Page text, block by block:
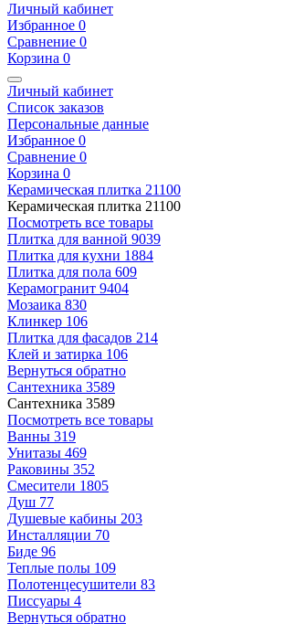
Личный кабинет
Избранное 0
Сравнение 0
Корзина 0
Личный кабинет
Список заказов
Персональные данные
Избранное 0
Сравнение 0
Корзина 0
Керамическая плитка 21100
Керамическая плитка 21100
Посмотреть все товары
Плитка для ванной 9039
Плитка для кухни 1884
Плитка для пола 609
Керамогранит 9404
Мозаика 830
Клинкер 106
Плитка для фасадов 214
Клей и затирка 106
Вернуться обратно
Сантехника 3589
Сантехника 3589
Посмотреть все товары
Ванны 319
Унитазы 469
Раковины 352
Смесители 1805
Душ 77
Душевые кабины 203
Инсталляции 70
Биде 96
Теплые полы 109
Полотенцесушители 83
Писсуары 4
Вернуться обратно